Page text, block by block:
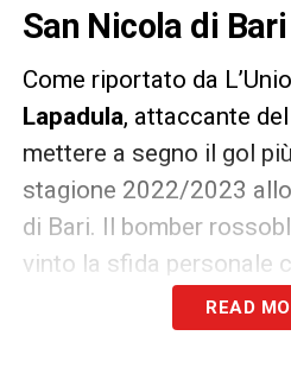
San Nicola di Bari
Come riportato da
Lapadula, attaccante del
mettere a segno il gol
stagione 2022/2023
di Bari. Il bomber
vinto la sfida personale
marocchino ha anche
ma nella gara di ritorno
READ